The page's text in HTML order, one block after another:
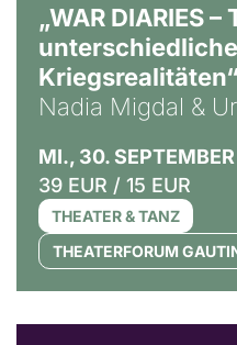
„WAR DIARIES
Kriegsrealitäten“
Nadia Migdal &
MI., 30.
39 EUR / 15 EUR
THEATER & TANZ
THEATERFORUM